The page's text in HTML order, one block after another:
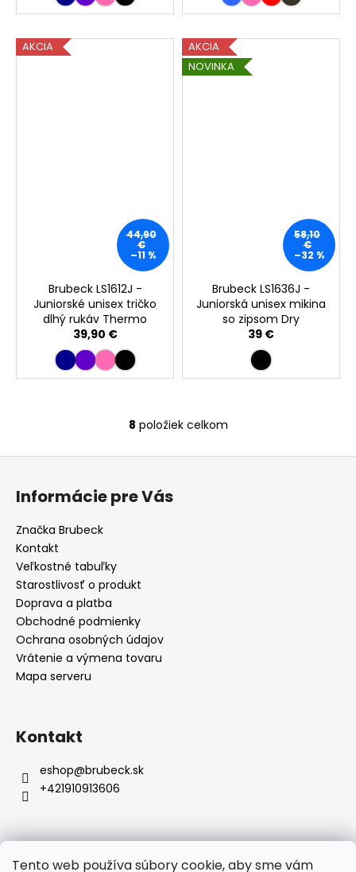
Tento web používa súbory cookie, aby sme vám
AKCIA
44,90
€
–11 %
Brubeck LS1612J -
Juniorské unisex tričko
dlhý rukáv Thermo
39,90 €
AKCIA
NOVINKA
58,10
€
–32 %
Brubeck LS1636J -
Juniorská unisex mikina
so zipsom Dry
39 €
O
v
8 položiek celkom
Z
Informácie pre Vás
Značka Brubeck
Kontakt
Veľkostné tabuľky
Starostlivosť o produkt
Doprava a platba
Obchodné podmienky
Ochrana osobných údajov
Vrátenie a výmena tovaru
Mapa serveru
Kontakt
eshop@brubeck.sk
+421910913606